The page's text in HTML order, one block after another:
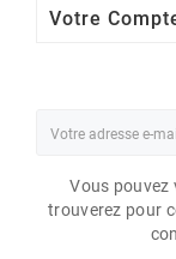
Votre
Vous pouvez
trouverez pour